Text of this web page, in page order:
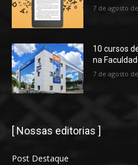
7 de agosto
10 cursos
na
7 de agosto
[ Nossas editorias ]
Post Destaque